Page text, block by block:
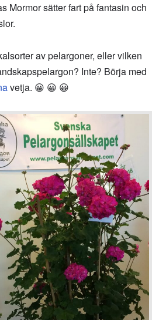
Mormor sätter fart på fantasin och
av pelargoner, eller vilken
Inte? Börja med
vetja. 😀 😀 😀